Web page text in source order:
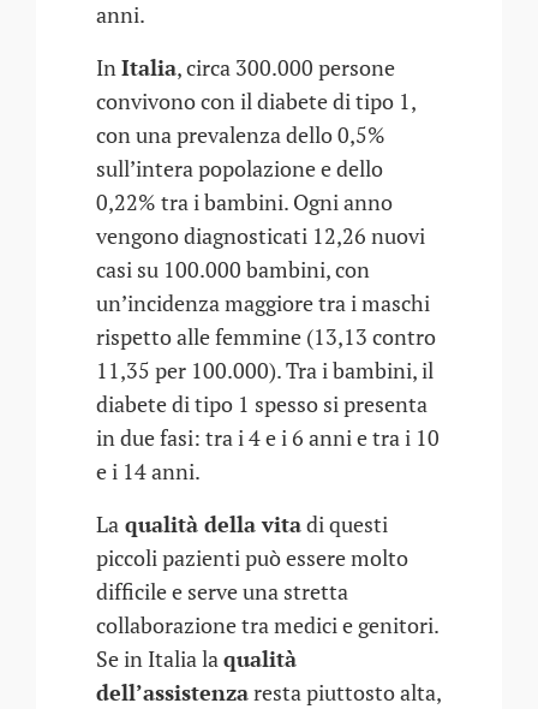
anni.
InItalia, circa 300.000 persone
convivono con il diabete di tipo 1,
con una prevalenza dello 0,5%
sull’intera popolazione e dello
0,22% tra i bambini. Ogni anno
vengono diagnosticati 12,26 nuovi
casi su 100.000 bambini, con
un’incidenza maggiore tra i maschi
rispetto alle femmine (13,13 contro
11,35 per 100.000). Tra i bambini, il
diabete di tipo 1 spesso si presenta
in due fasi: tra i 4 e i 6 anni e tra i 10
e i 14 anni.
La qualità della vitadi questi
piccoli pazienti può essere molto
difficile e serve una stretta
collaborazione tra medici e genitori.
Se in Italia laqualità
dell’assistenzaresta piuttosto alta,